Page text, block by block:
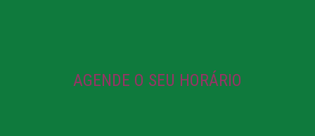
AGENDE O SEU HORÁRIO